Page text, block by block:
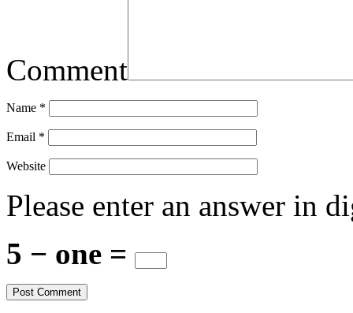
Comment
Name *
Email *
Website
Please enter an answer in
5 − one =